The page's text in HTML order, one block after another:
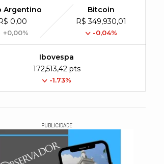
Argentino
0,00
+0,00%
Bitcoin
R$ 349,930,01
-0,04%
Ibovespa
172,513,42 pts
-1.73%
PUBLICIDADE